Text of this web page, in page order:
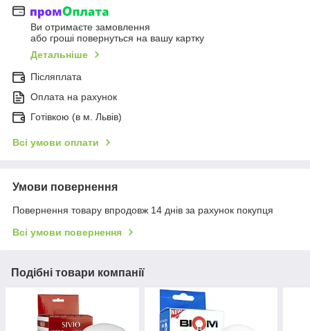
Ви отримаєте замовлення
або гроші повернуться на вашу картку
Детальніше
Післяплата
Оплата на рахунок
Готівкою (в м. Львів)
Всі умови оплати
Умови повернення
Повернення товару впродовж 14 днів за рахунок покупця
Всі умови повернення
Подібні товари компанії